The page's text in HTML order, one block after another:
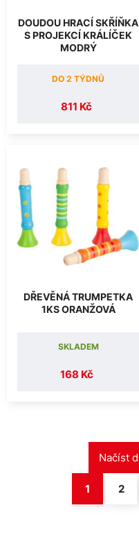
DOUDOU HRACÍ SKŘÍŇKA
S PROJEKCÍ KRÁLÍČEK
MODRÝ
811 Kč
DO 2 TÝDNŮ
DŘEVĚNÁ TRUMPETKA
1KS ORANŽOVÁ
168 Kč
SKLADEM
1 2